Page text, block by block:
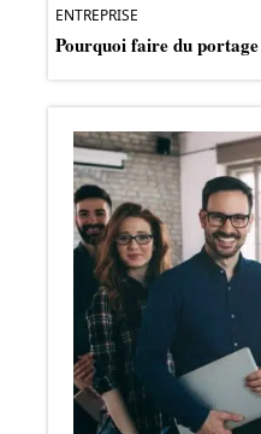
ENTREPRISE
Pourquoi faire du